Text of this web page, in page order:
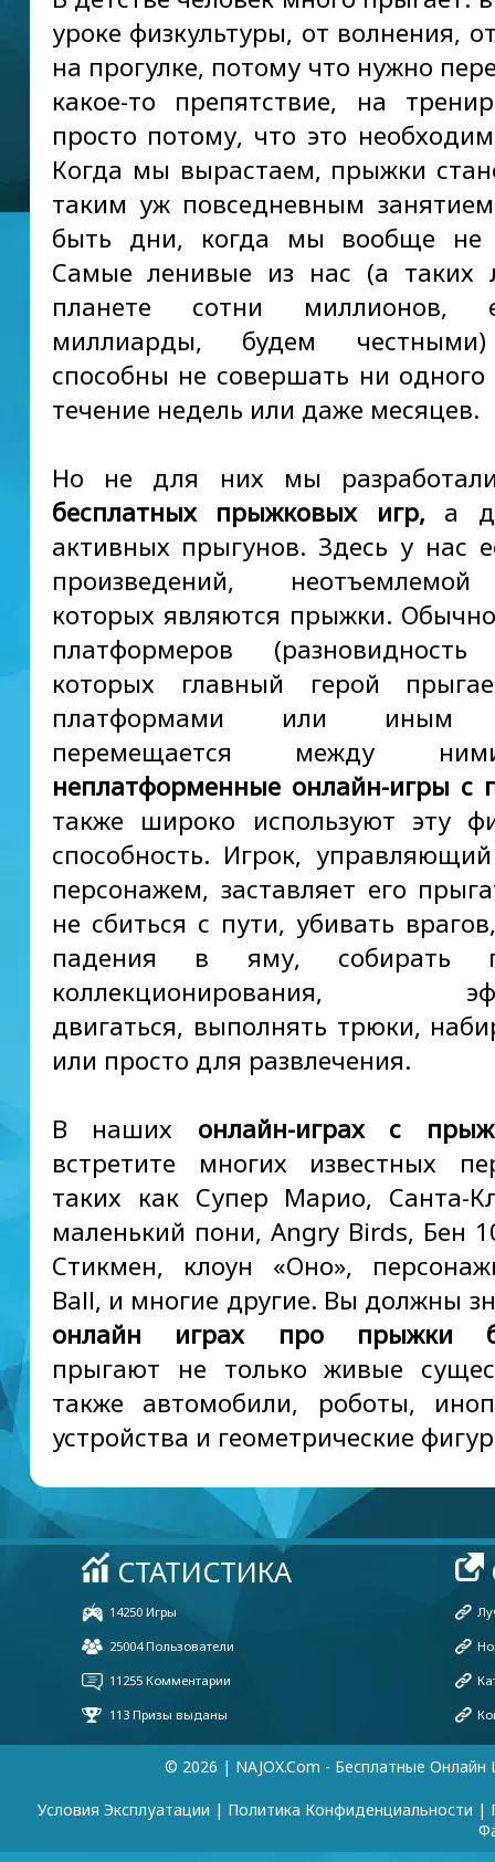
уроке физкультуры, от волнения,
на прогулке, потому что нужно
какое-то препятствие, на
просто потому, что это
Когда мы вырастаем, прыжки
таким уж повседневным
быть дни, когда мы вообще не
Самые ленивые из нас (а таких
планете сотни миллионов,
миллиарды, будем
способны не совершать ни
течение недель или даже месяцев.
Но не для них мы
бесплатных прыжковых игр, а
активных прыгунов. Здесь у нас
произведений,
которых являются прыжки.
платформеров
которых главный герой
платформами или иным
перемещается между
неплатформенные онлайн-игры с
также широко используют эту
способность. Игрок,
персонажем, заставляет его
не сбиться с пути, убивать
падения в яму, собирать
коллекционирования,
двигаться, выполнять трюки,
или просто для развлечения.
В наших онлайн-играх с
встретите многих известных
таких как Супер Марио, Санта-
маленький пони, Angry Birds, Бен
Стикмен, клоун «Оно»,
Ball, и многие другие. Вы должны
онлайн играх про прыжки
прыгают не только живые
также автомобили, роботы,
устройства и геометрические
© 2026 | NAJOX.com - Бесплатные Онлайн
Условия Эксплуатации | Политика Конфиденциальности |